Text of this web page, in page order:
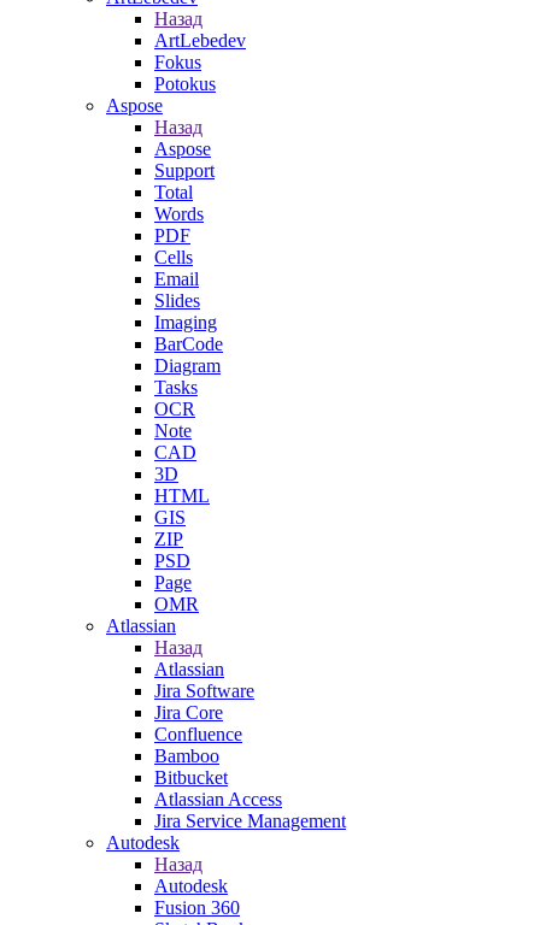
Назад
ArtLebedev
Fokus
Potokus
Aspose
Назад
Aspose
Support
Total
Words
PDF
Cells
Email
Slides
Imaging
BarCode
Diagram
Tasks
OCR
Note
CAD
3D
HTML
GIS
ZIP
PSD
Page
OMR
Atlassian
Назад
Atlassian
Jira Software
Jira Core
Confluence
Bamboo
Bitbucket
Atlassian Access
Jira Service Management
Autodesk
Назад
Autodesk
Fusion 360